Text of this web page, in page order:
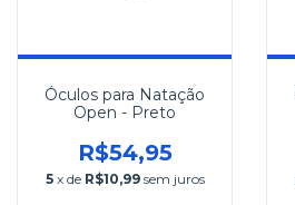
Óculos para Natação
Open - Preto
R$54,95
5 x de R$10,99 sem juros